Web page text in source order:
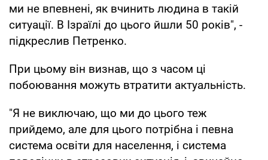
ми не впевнені, як вчинить людина в такій
ситуації. В Ізраїлі до цього йшли 50 років", -
підкреслив Петренко.
При цьому він визнав, що з часом ці
побоювання можуть втратити актуальність.
"Я не виключаю, що ми до цього теж
прийдемо, але для цього потрібна і певна
система освіти для населення, і система